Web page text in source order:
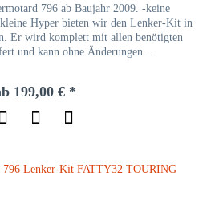
796 ab Baujahr 2009. -keine
Hyper bieten wir den Lenker-Kit in
Er wird komplett mit allen benötigten
und kann ohne Änderungen...
199,00 € *